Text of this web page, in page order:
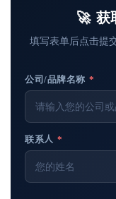
🚀 获
填写表单后点击提
公司/品牌名称 *
联系人 *